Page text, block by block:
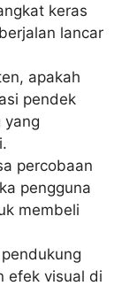
keras
lancar
apakah
pendek
yang
percobaan
pengguna
membeli
efek visual di